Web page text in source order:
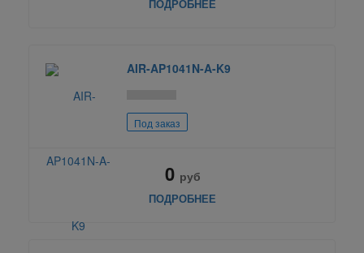
ПОДРОБНЕЕ
AIR-AP1041N-A-K9
Под заказ
0 руб
ПОДРОБНЕЕ